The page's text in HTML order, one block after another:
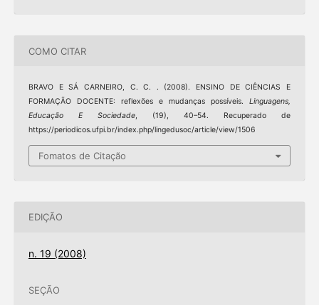
COMO CITAR
BRAVO E SÁ CARNEIRO, C. C. . (2008). ENSINO DE CIÊNCIAS E
FORMAÇÃO DOCENTE: reflexões e mudanças possíveis.Linguagens,
Educação E Sociedade, (19), 40–54. Recuperado de
https://periodicos.ufpi.br/index.php/lingedusoc/article/view/1506
Fomatos de Citação
EDIÇÃO
n. 19 (2008)
SEÇÃO